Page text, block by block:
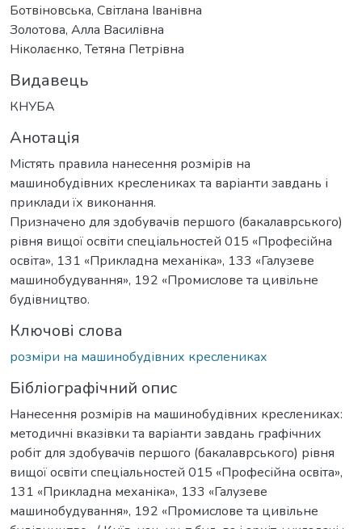
Ботвіновська, Світлана Іванівна
Золотова, Алла Василівна
Ніколаєнко, Тетяна Петрівна
Видавець
КНУБА
Анотація
Містять правила нанесення розмірів на
машинобудівних креслениках та варіанти завдань і
приклади їх виконання.
Призначено для здобувачів першого (бакалаврського)
рівня вищої освіти спеціальностей 015 «Професійна
освіта», 131 «Прикладна механіка», 133 «Галузеве
машинобудування», 192 «Промислове та цивільне
будівництво.
Ключові слова
розміри на машинобудівних креслениках
Бібліографічний опис
Нанесення розмірів на машинобудівних креслениках:
методичні вказівки та варіанти завдань графічних
робіт для здобувачів першого (бакалаврського) рівня
вищої освіти спеціальностей 015 «Професійна освіта»,
131 «Прикладна механіка», 133 «Галузеве
машинобудування», 192 «Промислове та цивільне